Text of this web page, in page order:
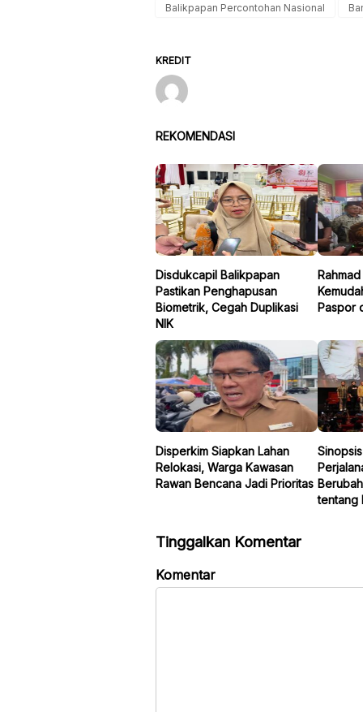
Balikpapan Percontohan Nasional
KREDIT
REKOMENDASI
Disdukcapil Balikpapan
Pastikan Penghapusan
Biometrik, Cegah Duplikasi
NIK
Paspor
Disperkim Siapkan Lahan
Relokasi, Warga Kawasan
Rawan Bencana Jadi Prioritas
tentang
Tinggalkan Komentar
Komentar